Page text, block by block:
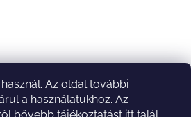
Az oldal további
a használatukhoz. Az